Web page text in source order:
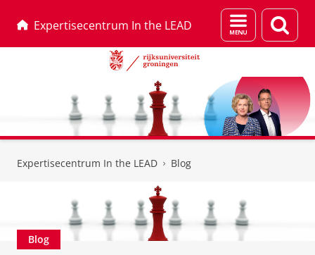
Expertisecentrum In the LEAD
Menu
en
Expertisecentrum In the LEAD Blog
Blog